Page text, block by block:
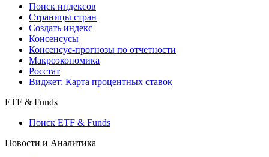
Поиск индексов
Страницы стран
Создать индекс
Консенсусы
Консенсус-прогнозы по отчетности
Макроэкономика
Росстат
Виджет: Карта процентных ставок
ETF & Funds
Поиск ETF & Funds
Новости и Аналитика